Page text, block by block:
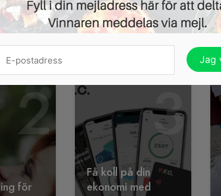
heller:
2
för
3
Få koll på din
ekonomi med